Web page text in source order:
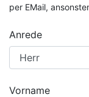
per EMail,
Anrede
Vorname